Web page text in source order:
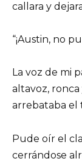
callara y
“¡Austin, no
La voz de mi
altavoz, ronca
arrebataba el
Pude oír el
cerrándose